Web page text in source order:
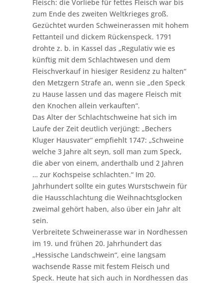
Fleisch: die Vorliebe für fettes Fleisch war bis
zum Ende des zweiten Weltkrieges groß.
Gezüchtet wurden Schweinerassen mit hohem
Fettanteil und dickem Rückenspeck. 1791
drohte z. b. in Kassel das „Regulativ wie es
künftig mit dem Schlachtwesen und dem
Fleischverkauf in hiesiger Residenz zu halten“
den Metzgern Strafe an, wenn sie „den Speck
zu Hause lassen und das magere Fleisch mit
den Knochen allein verkauften“.
Das Alter der Schlachtschweine hat sich im
Laufe der Zeit deutlich verjüngt: „Bechers
Kluger Hausvater“ empfiehlt 1747: „Schweine
welche 3 Jahre alt seyn, soll man zum Speck,
die aber von einem, anderthalb und 2 Jahren
… zur Kochspeise schlachten.“ Im 20.
Jahrhundert sollte ein gutes Wurstschwein für
die Hausschlachtung die Weihnachtsglocken
zweimal gehört haben, also über ein Jahr alt
sein.
Verbreitete Schweinerasse war in Nordhessen
im 19. und frühen 20. Jahrhundert das
„Hessische Landschwein“, eine langsam
wachsende Rasse mit festem Fleisch und
Speck. Heute hat sich auch in Nordhessen das